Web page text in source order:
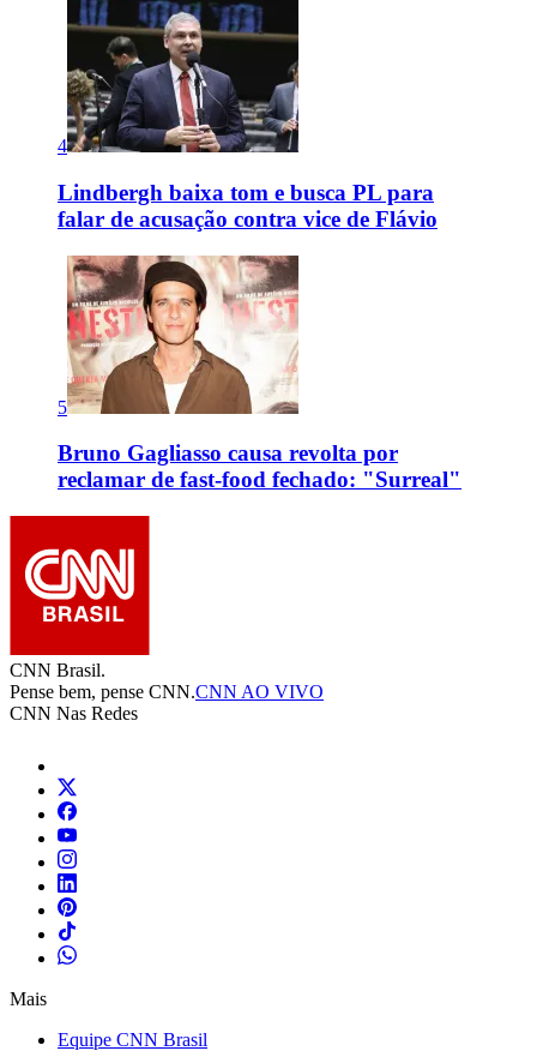
4
Lindbergh baixa tom e busca PL para
falar de acusação contra vice de Flávio
5
Bruno Gagliasso causa revolta por
reclamar de fast-food fechado: "Surreal"
CNN Brasil.
Pense bem, pense CNN.CNN AO VIVO
CNN Nas Redes
Mais
Equipe CNN Brasil